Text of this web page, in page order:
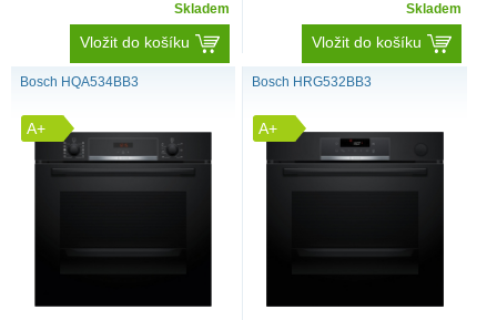
Skladem
Vložit do košíku
Skladem
Vložit do košíku
Bosch HQA534BB3
A+
Bosch HRG532BB3
A+